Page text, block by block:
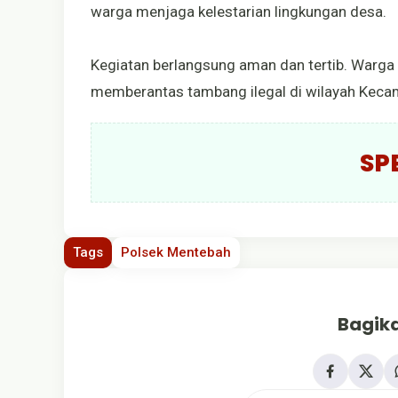
warga menjaga kelestarian lingkungan desa.
Kegiatan berlangsung aman dan tertib.
memberantas tambang ilegal di wilayah
Tags Polsek Mentebah